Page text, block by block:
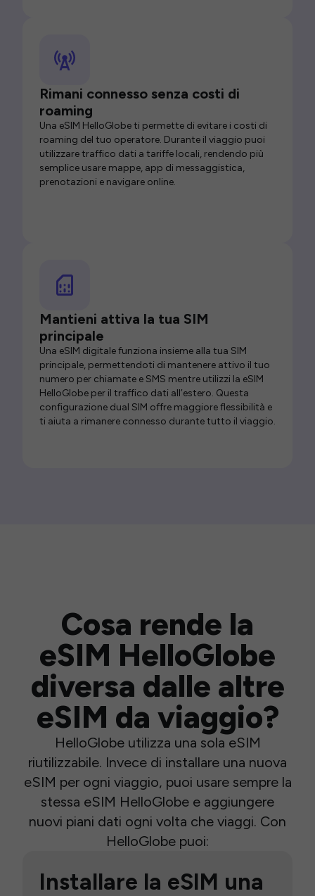
Rimani connesso senza costi di
roaming
Una eSIM HelloGlobe ti permette di evitare i costi di
roaming del tuo operatore. Durante il viaggio puoi
utilizzare traffico dati a tariffe locali, rendendo più
semplice usare mappe, app di messaggistica,
prenotazioni e navigare online.
Mantieni attiva la tua SIM
principale
Una eSIM digitale funziona insieme alla tua SIM
principale, permettendoti di mantenere attivo il tuo
numero per chiamate e SMS mentre utilizzi la eSIM
HelloGlobe per il traffico dati all’estero. Questa
configurazione dual SIM offre maggiore flessibilità e
ti aiuta a rimanere connesso durante tutto il viaggio.
Cosa rende la
eSIM HelloGlobe
diversa dalle altre
eSIM da viaggio?
HelloGlobe utilizza una sola eSIM
riutilizzabile. Invece di installare una nuova
eSIM per ogni viaggio, puoi usare sempre la
stessa eSIM HelloGlobe e aggiungere
nuovi piani dati ogni volta che viaggi. Con
HelloGlobe puoi:
Installare la eSIM una